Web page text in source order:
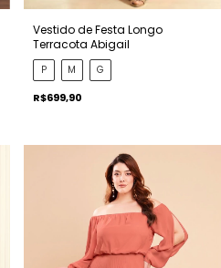
Vestido de Festa Longo
Terracota Abigail
P M G
R$699,90